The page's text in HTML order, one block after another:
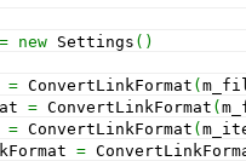
= new Settings ( )
= ConvertLinkFormat (
= ConvertLinkFormat (
= ConvertLinkFormat (
=